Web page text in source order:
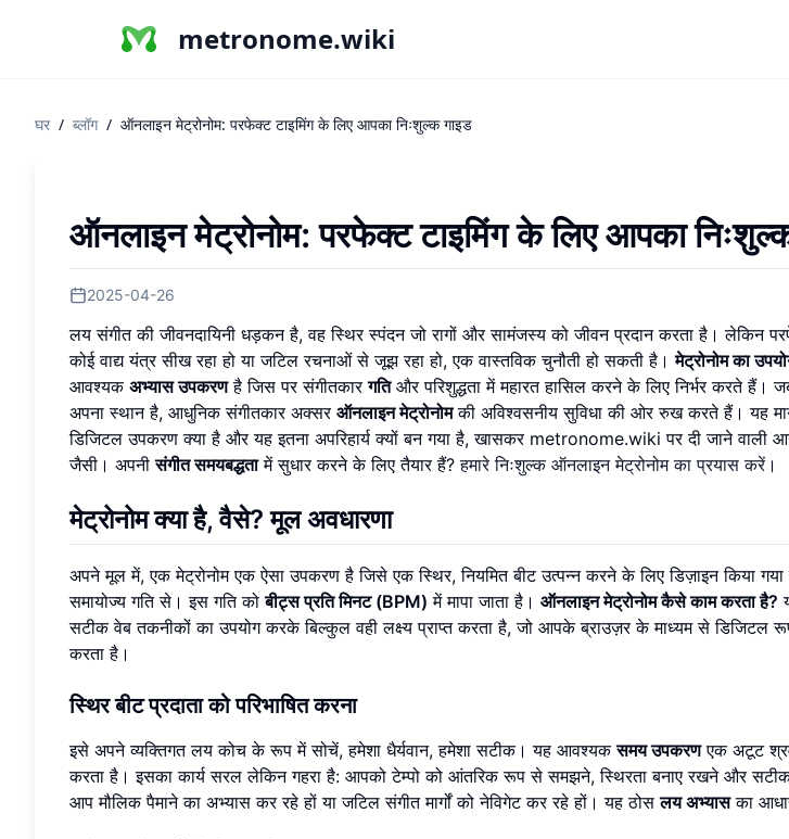
metronome.wiki
घर / ब्लॉग / ऑनलाइन मेट्रोनोम: परफेक्ट टाइमिंग के लिए आपका निःशुल्क गाइड
ऑनलाइन मेट्रोनोम: परफेक्ट टाइमिंग के लिए आपका
2025-04-26
लय संगीत की जीवनदायिनी धड़कन है, वह स्थिर स्पंदन जो रागों और सामंजस्य को जीवन प्रदान करता है। लेकिन
कोई वाद्य यंत्र सीख रहा हो या जटिल रचनाओं से जूझ रहा हो, एक वास्तविक चुनौती हो सकती है।मेट्रोनोम का
आवश्यक अभ्यास उपकरणहै जिस पर संगीतकारगतिऔर परिशुद्धता में महारत हासिल करने के लिए निर्भर करते हैं।
अपना स्थान है, आधुनिक संगीतकार अक्सर ऑनलाइन मेट्रोनोमकी अविश्वसनीय सुविधा की ओर रुख करते हैं। यह
डिजिटल उपकरण क्या है और यह इतना अपरिहार्य क्यों बन गया है, खासकर metronome.wiki पर दी जाने
जैसी। अपनीसंगीत समयबद्धतामें सुधार करने के लिए तैयार हैं?हमारे निःशुल्क ऑनलाइन मेट्रोनोम का प्रयास करें।
मेट्रोनोम क्या है, वैसे? मूल अवधारणा
अपने मूल में, एक मेट्रोनोम एक ऐसा उपकरण है जिसे एक स्थिर, नियमित बीट उत्पन्न करने के लिए डिज़ाइन किया
समायोज्य गति से। इस गति कोबीट्स प्रति मिनट (BPM) में मापा जाता है। ऑनलाइन मेट्रोनोम कैसे काम करता है?
सटीक वेब तकनीकों का उपयोग करके बिल्कुल वही लक्ष्य प्राप्त करता है, जो आपके ब्राउज़र के माध्यम से डिजिटल
करता है।
स्थिर बीट प्रदाता को परिभाषित करना
इसे अपने व्यक्तिगत लय कोच के रूप में सोचें, हमेशा धैर्यवान, हमेशा सटीक। यह आवश्यकसमय उपकरणएक अटूट
करता है। इसका कार्य सरल लेकिन गहरा है: आपको टेम्पो को आंतरिक रूप से समझने, स्थिरता बनाए रखने और
आप मौलिक पैमाने का अभ्यास कर रहे हों या जटिल संगीत मार्गों को नेविगेट कर रहे हों। यह ठोसलय अभ्यासका